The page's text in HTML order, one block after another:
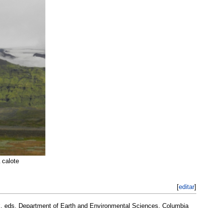
calote
[editar]
Department of Earth and Environmental Sciences, Columbia